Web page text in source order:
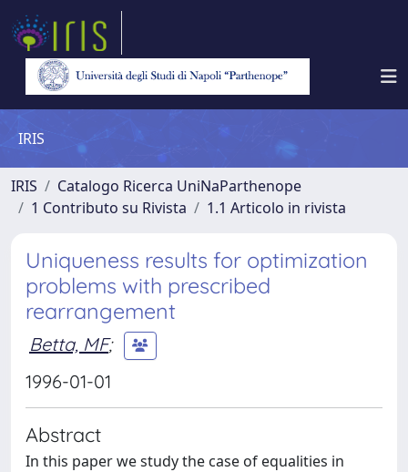
IRIS
IRIS
Catalogo Ricerca UniNaParthenope
1 Contributo su Rivista
1.1 Articolo in rivista
Uniqueness results for optimization
problems with prescribed
rearrangement
Betta, MF;
1996-01-01
Abstract
In this paper we study the case of equalities in